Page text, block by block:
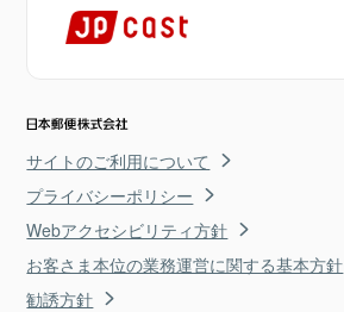
サイトのご利用について
プライバシーポリシー
Webアクセシビリティ方針
お客さま本位の業務運営に関する基本方針
勧誘方針